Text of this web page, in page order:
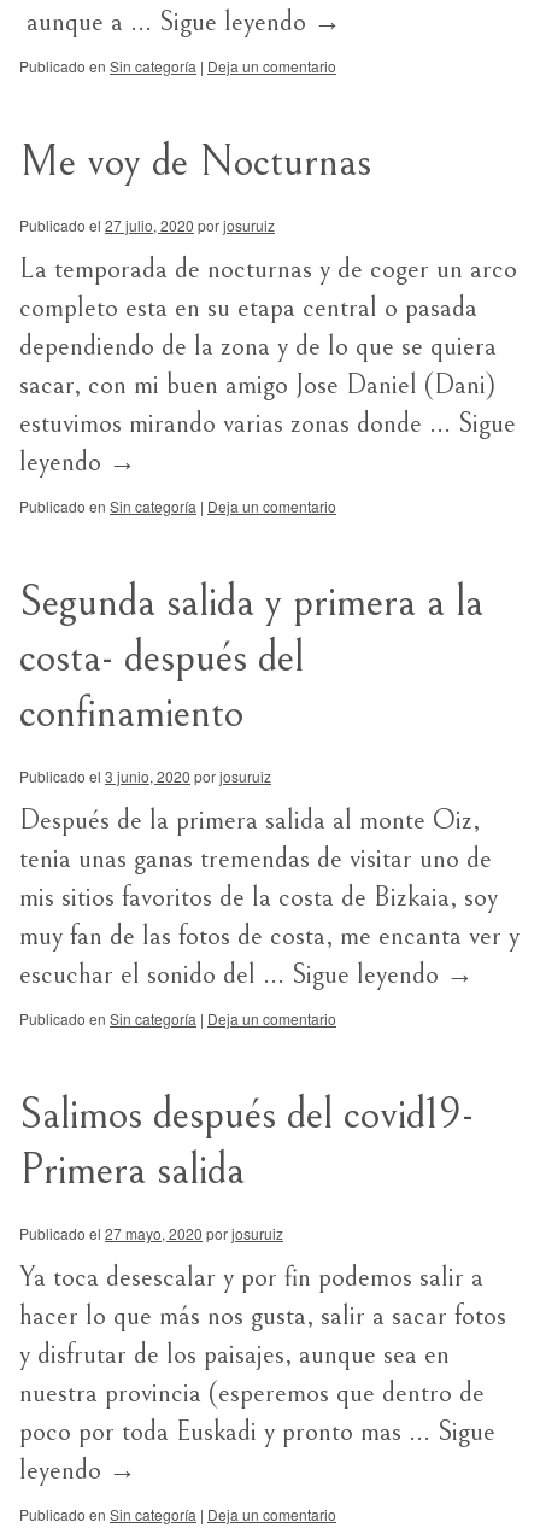
aunque a … Sigue leyendo →
Publicado en Sin categoría | Deja un comentario
Me voy de Nocturnas
Publicado el 27 julio, 2020 porjosuruiz
La temporada de nocturnas y de coger un arco
completo esta en su etapa central o pasada
dependiendo de la zona y de lo que se quiera
sacar, con mi buen amigo Jose Daniel (Dani)
estuvimos mirando varias zonas donde … Sigue
leyendo →
Publicado en Sin categoría | Deja un comentario
Segunda salida y primera a la
costa- después del
confinamiento
Publicado el 3 junio, 2020 porjosuruiz
Después de la primera salida al monte Oiz,
tenia unas ganas tremendas de visitar uno de
mis sitios favoritos de la costa de Bizkaia, soy
muy fan de las fotos de costa, me encanta ver y
escuchar el sonido del … Sigue leyendo →
Publicado en Sin categoría | Deja un comentario
Salimos después del covid19-
Primera salida
Publicado el 27 mayo, 2020 porjosuruiz
Ya toca desescalar y por fin podemos salir a
hacer lo que más nos gusta, salir a sacar fotos
y disfrutar de los paisajes, aunque sea en
nuestra provincia (esperemos que dentro de
poco por toda Euskadi y pronto mas … Sigue
leyendo →
Publicado en Sin categoría | Deja un comentario